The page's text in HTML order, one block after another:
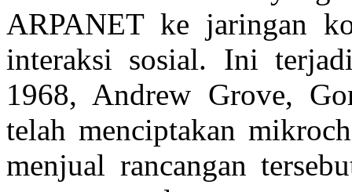
ARPANET ke jaringan
interaksi sosial. Ini
1968, Andrew Grove,
telah menciptakan
menjual rancangan